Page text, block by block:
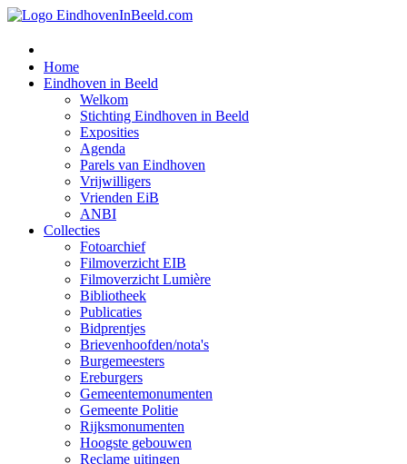
Home
Eindhoven in Beeld
Welkom
Stichting Eindhoven in Beeld
Exposities
Agenda
Parels van Eindhoven
Vrijwilligers
Vrienden EiB
ANBI
Collecties
Fotoarchief
Filmoverzicht EIB
Filmoverzicht Lumière
Bibliotheek
Publicaties
Bidprentjes
Brievenhoofden/nota's
Burgemeesters
Ereburgers
Gemeentemonumenten
Gemeente Politie
Rijksmonumenten
Hoogste gebouwen
Reclame uitingen